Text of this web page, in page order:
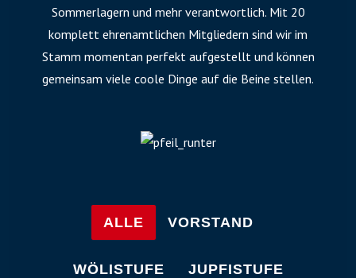
Sommerlagern und mehr verantwortlich. Mit 20
komplett ehrenamtlichen Mitgliedern sind wir im
Stamm momentan perfekt aufgestellt und können
gemeinsam viele coole Dinge auf die Beine stellen.
ALLE VORSTAND
WÖLISTUFE JUPFISTUFE